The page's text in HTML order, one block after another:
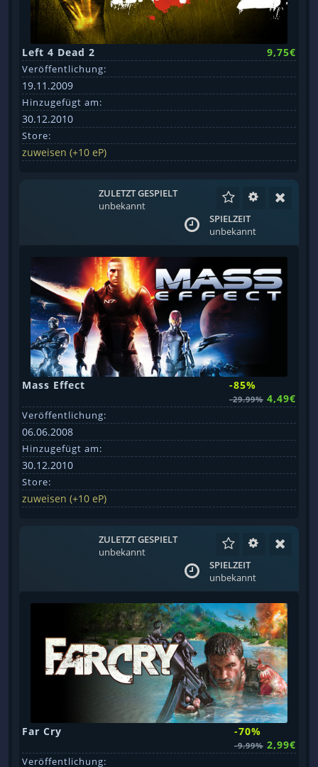
Left 4 Dead 2 9,75€
Veröffentlichung:
19.11.2009
Hinzugefügt am:
30.12.2010
Store:
zuweisen (+10 eP)
ZULETZT GESPIELT
unbekannt
SPIELZEIT
unbekannt
Mass Effect -85%
-29.99% 4,49€
Veröffentlichung:
06.06.2008
Hinzugefügt am:
30.12.2010
Store:
zuweisen (+10 eP)
ZULETZT GESPIELT
unbekannt
SPIELZEIT
unbekannt
Far Cry -70%
-9.99% 2,99€
Veröffentlichung: